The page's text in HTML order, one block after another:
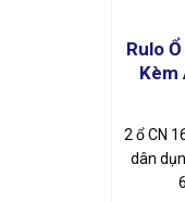
Rulo
Kèm
2 ổ CN
dân